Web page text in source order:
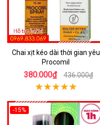
Chai xịt kéo dài thời gian yêu
Procomil
380.000₫ 436.000₫
-15%